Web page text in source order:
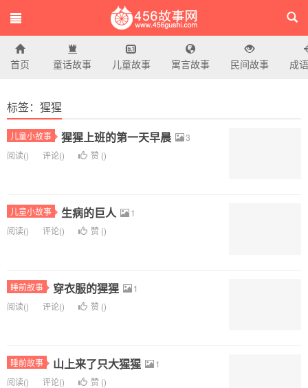
首页 童话故事 儿童故事 寓言故事 民间故事 成
标签：猩猩
儿童小故事 猩猩上班的第一天早晨
3
阅读() 评论() 赞 ()
儿童小故事 生病的巨人
1
阅读() 评论() 赞 ()
睡前故事 穿衣服的猩猩
1
阅读() 评论() 赞 ()
睡前故事 山上来了只大猩猩
1
阅读() 评论() 赞 ()